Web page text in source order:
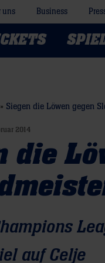
uns Business
» Siegen die Löwen gegen
2014
die
auf Celje